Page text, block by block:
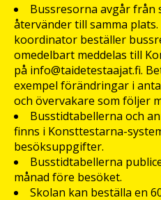
Bussresorna avgår från
återvänder till samma
koordinator beställer
omedelbart meddelas till
på info@taidetestaajat.fi.
exempel förändringar i
och övervakare som följer
Busstidtabellerna och
finns i Konsttestarna-
besöksuppgifter.
Busstidtabellerna
månad före besöket.
Skolan kan beställa en